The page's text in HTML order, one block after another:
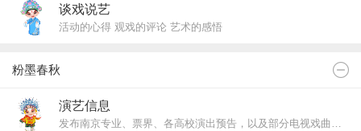
谈戏说艺
活动的心得 观戏的评论 艺术的感悟
粉墨春秋
演艺信息
发布南京专业、票界、各高校演出预告，以及部分电视戏曲节目预告